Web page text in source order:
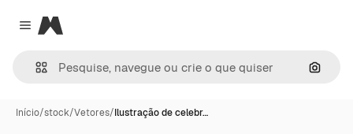
Close menu
Magnific
Início/stock/Vetores/Ilustração de celebr…